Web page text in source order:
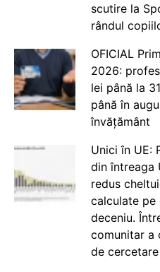
scutire la
rândul
OFICIAL
2026:
lei până la
până în
învățământ
Unici în UE:
din întreaga
redus
calculate pe
deceniu.
comunitar a
de